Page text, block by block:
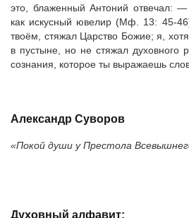
это, блаженный Антоний отвечал:
как искусный ювелир (Мф. 13: 45-
твоём, стяжал Царство Божие; я,
в пустыне, но не стяжал духовного
сознания, которое ты выражаешь
Александр Суворов
«Покой души у Престола
Духовный алфавит: